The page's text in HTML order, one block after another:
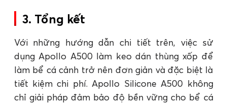
3. Tổng kết
Với những hướng dẫn chi tiết trên, việc sử
dụng Apollo A500 làm keo dán thùng xốp để
làm bể cá cảnh trở nên đơn giản và đặc biệt là
tiết kiệm chi phí. Apollo Silicone A500 không
chỉ giải pháp đảm bảo độ bền vững cho bể cá